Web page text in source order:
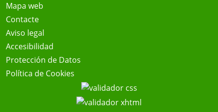
Mapa web
Contacte
Aviso legal
Accesibilidad
Protección de Datos
Política de Cookies